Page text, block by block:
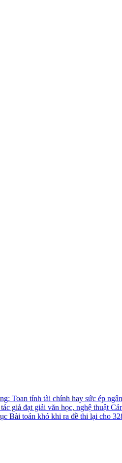
Toan tính tài chính hay sức ép
giả đạt giải văn học, nghệ thuật
Bài toán khó khi ra đề thi lại cho